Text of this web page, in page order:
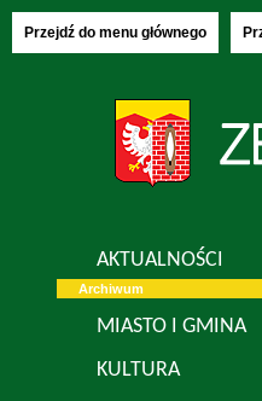
Przejdź do menu głównego
AKTUALNOŚCI
Archiwum
MIASTO I GMINA
KULTURA